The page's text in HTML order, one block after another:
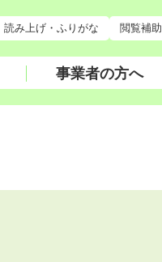
読み上げ・ふりがな 閲覧補助
事業者の方へ